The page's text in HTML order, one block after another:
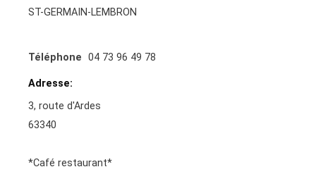
ST-GERMAIN-LEMBRON
Téléphone 04 73 96 49 78
3, route d'Ardes
63340
*Café restaurant*